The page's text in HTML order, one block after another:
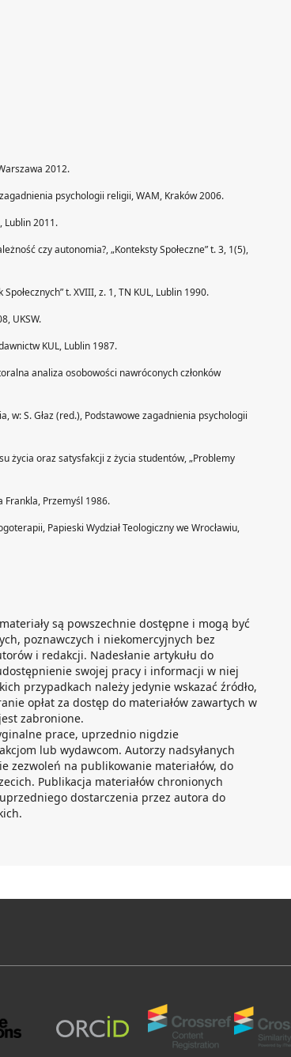
2012.
psychologii religii, WAM, Kraków 2006.
Lublin 2011.
czy autonomia?, „Konteksty Społeczne” t. 3, 1(5),
t. XVIII, z. 1, TN KUL, Lublin 1990.
UKSW.
KUL, Lublin 1987.
analiza osobowości nawróconych członków
w: S. Głaz (red.), Podstawowe zagadnienia psychologii
życia oraz satysfakcji z życia studentów, „Problemy
Frankla, Przemyśl 1986.
Papieski Wydział Teologiczny we Wrocławiu,
są powszechnie dostępne i mogą być
poznawczych i niekomercyjnych bez
i redakcji. Nadesłanie artykułu do
swojej pracy i informacji w niej
przypadkach należy jedynie wskazać źródło,
opłat za dostęp do materiałów zawartych w
zabronione.
prace, uprzednio nigdzie
lub wydawcom. Autorzy nadsyłanych
zezwoleń na publikowanie materiałów, do
Publikacja materiałów chronionych
dostarczenia przez autora do